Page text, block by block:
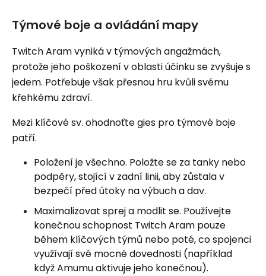
Týmové boje a ovládání mapy
Twitch Aram vyniká v týmových angažmách,
protože jeho poškození v oblasti účinku se zvyšuje s
jedem. Potřebuje však přesnou hru kvůli svému
křehkému zdraví.
Mezi klíčové sv. ohodnoťte gies pro týmové boje
patří.
Položení je všechno. Položte se za tanky nebo
podpěry, stojící v zadní linii, aby zůstala v
bezpečí před útoky na výbuch a dav.
Maximalizovat sprej a modlit se. Používejte
konečnou schopnost Twitch Aram pouze
během klíčových týmů nebo poté, co spojenci
využívají své mocné dovednosti (například
když Amumu aktivuje jeho konečnou).